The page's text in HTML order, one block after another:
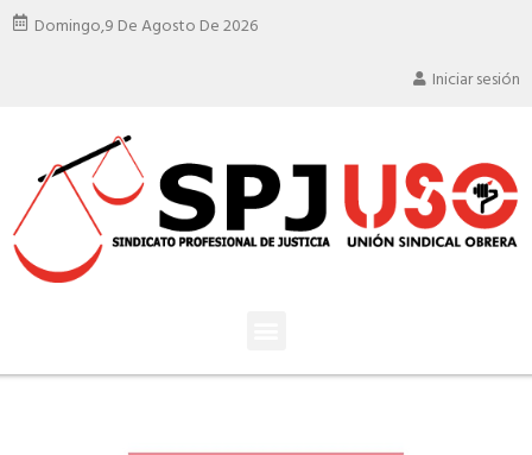
Domingo,9 De Agosto De 2026
Iniciar sesión